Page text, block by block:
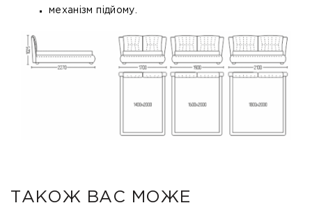
механізм підйому.
ТАКОЖ ВАС МОЖЕ